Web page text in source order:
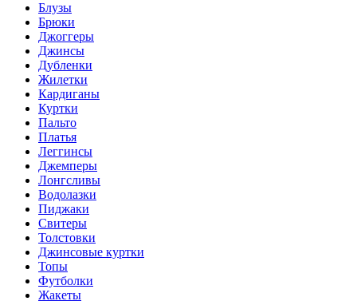
Блузы
Брюки
Джоггеры
Джинсы
Дубленки
Жилетки
Кардиганы
Куртки
Пальто
Платья
Леггинсы
Джемперы
Лонгсливы
Водолазки
Пиджаки
Свитеры
Толстовки
Джинсовые куртки
Топы
Футболки
Жакеты